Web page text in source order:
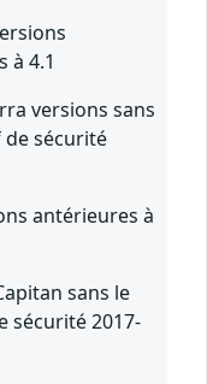
à 4.1
versions sans
sécurité
antérieures à
sans le
sécurité 2017-